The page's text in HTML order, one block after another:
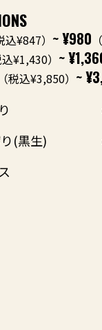
込¥847） ~ ¥980
込¥1,430） ~
（税込¥3,850） ~
(黒生)